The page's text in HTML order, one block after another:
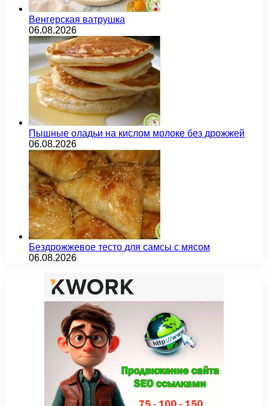
Венгерская ватрушка
06.08.2026
Пышные оладьи на кислом молоке без дрожжей
06.08.2026
Бездрожжевое тесто для самсы с мясом
06.08.2026